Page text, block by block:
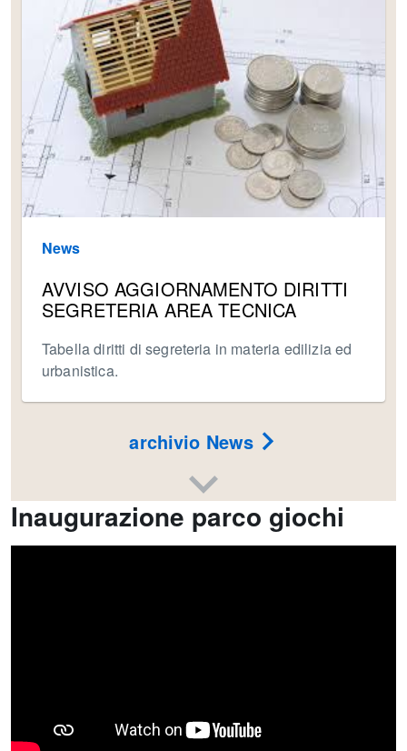
News
AVVISO AGGIORNAMENTO DIRITTI
SEGRETERIA AREA TECNICA
Tabella diritti di segreteria in materia edilizia ed
urbanistica.
archivio News
Inaugurazione parco giochi